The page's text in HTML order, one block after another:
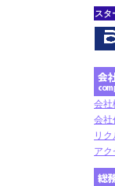
スタ
会社
会社
リク
アク